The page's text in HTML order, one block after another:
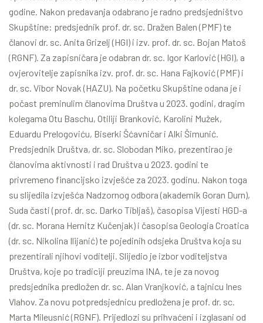
godine. Nakon predavanja odabrano je radno predsjedništvo
Skupštine: predsjednik prof. dr. sc. Dražen Balen (PMF) te
članovi dr. sc. Anita Grizelj (HGI) i izv. prof. dr. sc. Bojan Matoš
(RGNF). Za zapisničara je odabran dr. sc. Igor Karlović (HGI), a
ovjerovitelje zapisnika izv. prof. dr. sc. Hana Fajković (PMF) i
dr. sc. Vibor Novak (HAZU). Na početku Skupštine odana je i
počast preminulim članovima Društva u 2023. godini, dragim
kolegama Otu Baschu, Otiliji Branković, Karolini Mužek,
Eduardu Prelogoviću, Biserki Šćavničar i Alki Šimunić.
Predsjednik Društva, dr. sc. Slobodan Miko, prezentirao je
članovima aktivnosti i rad Društva u 2023. godini te
privremeno financijsko izvješće za 2023. godinu. Nakon toga
su slijedila izvješća Nadzornog odbora (akademik Goran Durn),
Suda časti (prof. dr. sc. Darko Tibljaš), časopisa Vijesti HGD-a
(dr. sc. Morana Hernitz Kučenjak) i časopisa Geologia Croatica
(dr. sc. Nikolina Ilijanić) te pojedinih odsjeka Društva koja su
prezentirali njihovi voditelji. Slijedio je izbor voditeljstva
Društva, koje po tradiciji preuzima INA, te je za novog
predsjednika predložen dr. sc. Alan Vranjković, a tajnicu Ines
Vlahov. Za novu potpredsjednicu predložena je prof. dr. sc.
Marta Mileusnić (RGNF). Prijedlozi su prihvaćeni i izglasani od